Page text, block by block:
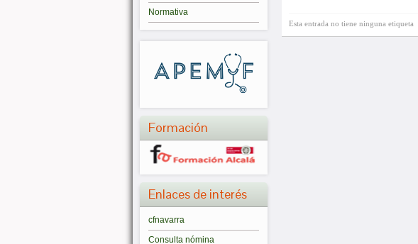
Normativa
Formación
Enlaces de interés
cfnavarra
Consulta nómina
Esta entrada no tiene ninguna etiqueta